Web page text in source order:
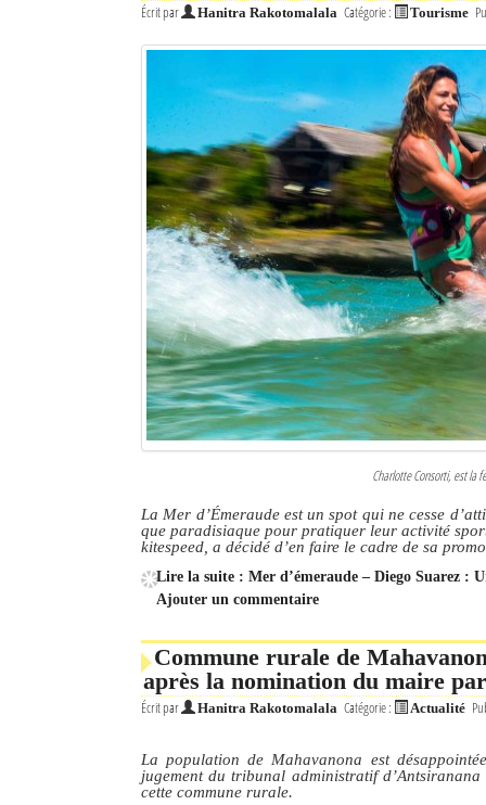
Écrit par Hanitra Rakotomalala Catégorie : Tourisme
Charlotte Consorti, est la
La Mer d’Émeraude est un spot qui ne cesse
que paradisiaque pour pratiquer leur activité
kitespeed, a décidé d’en faire le cadre de sa
Lire la suite : Mer d’émeraude – Diego Suarez :
Ajouter un commentaire
Commune rurale de
après la nomination du maire
Écrit par Hanitra Rakotomalala Catégorie : Actualité
La population de Mahavanona est
jugement du tribunal administratif
cette commune rurale.